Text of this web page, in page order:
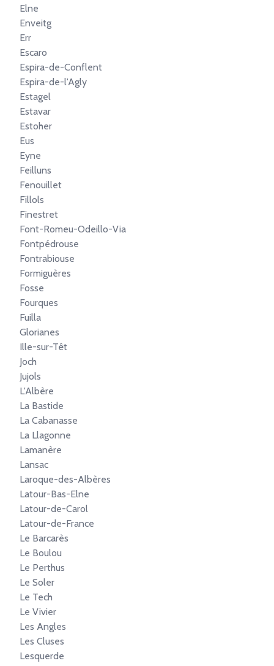
Elne
Enveitg
Err
Escaro
Espira-de-Conflent
Espira-de-l'Agly
Estagel
Estavar
Estoher
Eus
Eyne
Feilluns
Fenouillet
Fillols
Finestret
Font-Romeu-Odeillo-Via
Fontpédrouse
Fontrabiouse
Formiguères
Fosse
Fourques
Fuilla
Glorianes
Ille-sur-Têt
Joch
Jujols
L'Albère
La Bastide
La Cabanasse
La Llagonne
Lamanère
Lansac
Laroque-des-Albères
Latour-Bas-Elne
Latour-de-Carol
Latour-de-France
Le Barcarès
Le Boulou
Le Perthus
Le Soler
Le Tech
Le Vivier
Les Angles
Les Cluses
Lesquerde